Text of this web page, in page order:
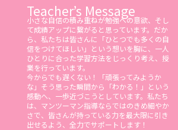
Teacher’s Message
小さな自信の積み重ねが勉強への意欲、そし
て成績アップに繋がると思っています。だか
ら、私たちは皆さんに「ひとつでも多くの自
信をつけてほしい」という想いを胸に、一人
ひとりに合った学習方法をじっくり考え、授
業を行っています。
今からでも遅くない！「頑張ってみようか
な」そう思った瞬間から「わかる！」という
感動へ、一歩近づこうとしています。私たち
は、マンツーマン指導ならではのきめ細やか
さで、皆さんが持っている力を最大限に引き
出せるよう、全力でサポートします！